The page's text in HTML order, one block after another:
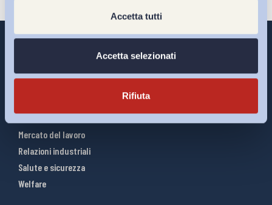
Accetta tutti
Accetta selezionati
Rifiuta
Riforme del lavoro
Mercato del lavoro
Relazioni industriali
Salute e sicurezza
Welfare